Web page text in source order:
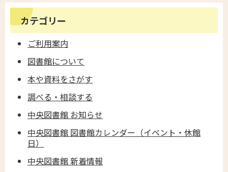
カテゴリー
ご利用案内
図書館について
本や資料をさがす
調べる・相談する
中央図書館 お知らせ
中央図書館 図書館カレンダー（イベント・休館
日）
中央図書館 新着情報